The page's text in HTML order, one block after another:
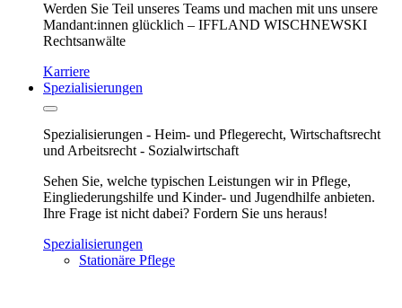
Werden Sie Teil unseres Teams und machen mit uns unsere
Mandant:innen glücklich – IFFLAND WISCHNEWSKI
Rechtsanwälte
Karriere
Spezialisierungen
Spezialisierungen - Heim- und Pflegerecht, Wirtschaftsrecht
und Arbeitsrecht - Sozialwirtschaft
Sehen Sie, welche typischen Leistungen wir in Pflege,
Eingliederungshilfe und Kinder- und Jugendhilfe anbieten.
Ihre Frage ist nicht dabei? Fordern Sie uns heraus!
Spezialisierungen
Stationäre Pflege